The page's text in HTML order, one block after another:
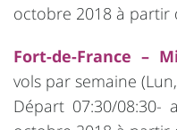
octobre 2018 à partir
Fort-de-France –
vols par semaine
Départ 07:30/08:30-